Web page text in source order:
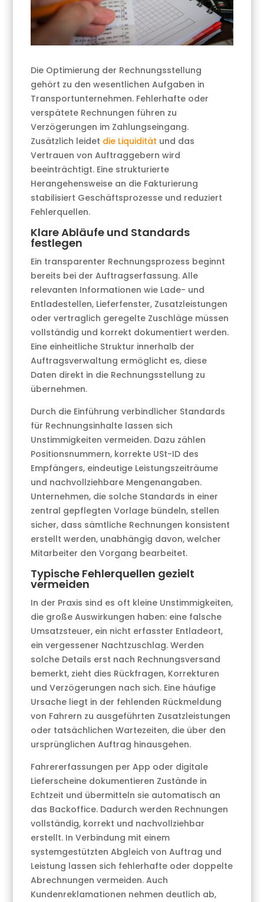
Die Optimierung der Rechnungsstellung
gehört zu den wesentlichen Aufgaben in
Transportunternehmen. Fehlerhafte oder
verspätete Rechnungen führen zu
Verzögerungen im Zahlungseingang.
Zusätzlich leidet die Liquidität und das
Vertrauen von Auftraggebern wird
beeinträchtigt. Eine strukturierte
Herangehensweise an die Fakturierung
stabilisiert Geschäftsprozesse und reduziert
Fehlerquellen.
Klare Abläufe und Standards
festlegen
Ein transparenter Rechnungsprozess beginnt
bereits bei der Auftragserfassung. Alle
relevanten Informationen wie Lade- und
Entladestellen, Lieferfenster, Zusatzleistungen
oder vertraglich geregelte Zuschläge müssen
vollständig und korrekt dokumentiert werden.
Eine einheitliche Struktur innerhalb der
Auftragsverwaltung ermöglicht es, diese
Daten direkt in die Rechnungsstellung zu
übernehmen.
Durch die Einführung verbindlicher Standards
für Rechnungsinhalte lassen sich
Unstimmigkeiten vermeiden. Dazu zählen
Positionsnummern, korrekte USt-ID des
Empfängers, eindeutige Leistungszeiträume
und nachvollziehbare Mengenangaben.
Unternehmen, die solche Standards in einer
zentral gepflegten Vorlage bündeln, stellen
sicher, dass sämtliche Rechnungen konsistent
erstellt werden, unabhängig davon, welcher
Mitarbeiter den Vorgang bearbeitet.
Typische Fehlerquellen gezielt
vermeiden
In der Praxis sind es oft kleine Unstimmigkeiten,
die große Auswirkungen haben: eine falsche
Umsatzsteuer, ein nicht erfasster Entladeort,
ein vergessener Nachtzuschlag. Werden
solche Details erst nach Rechnungsversand
bemerkt, zieht dies Rückfragen, Korrekturen
und Verzögerungen nach sich. Eine häufige
Ursache liegt in der fehlenden Rückmeldung
von Fahrern zu ausgeführten Zusatzleistungen
oder tatsächlichen Wartezeiten, die über den
ursprünglichen Auftrag hinausgehen.
Fahrererfassungen per App oder digitale
Lieferscheine dokumentieren Zustände in
Echtzeit und übermitteln sie automatisch an
das Backoffice. Dadurch werden Rechnungen
vollständig, korrekt und nachvollziehbar
erstellt. In Verbindung mit einem
systemgestützten Abgleich von Auftrag und
Leistung lassen sich fehlerhafte oder doppelte
Abrechnungen vermeiden. Auch
Kundenreklamationen nehmen deutlich ab,